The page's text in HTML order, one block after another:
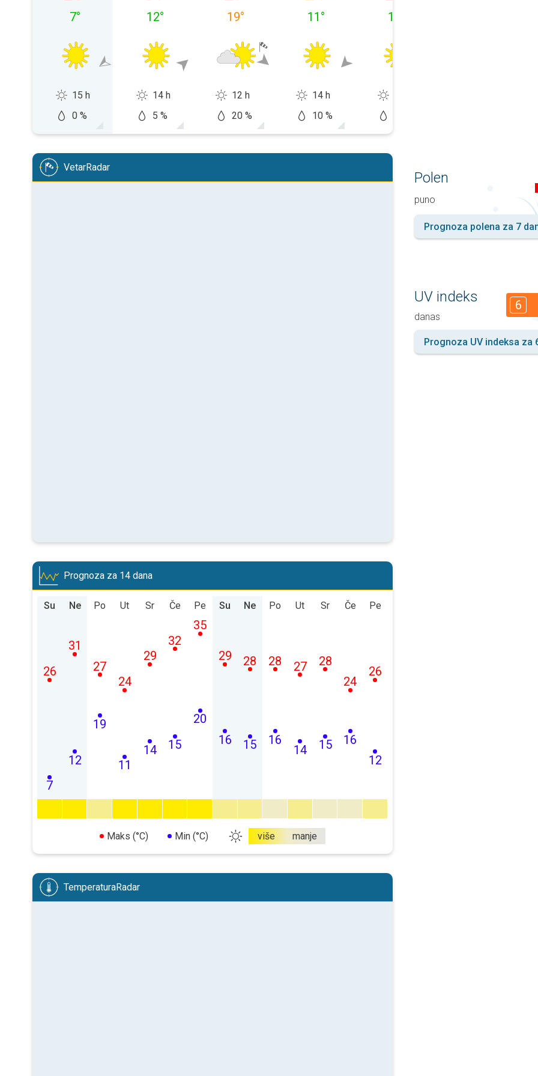
7°
15 h
0 %
12°
14 h
5 %
19°
12 h
20 %
11 °
14 h
10 %
14
VetarRadar
Prognoza za 14 dana
Su
7
26
Ne
12
31
Po
19
27
Ut
11
24
Sr
14
29
Če
15
32
Pe
20
35
Su
16
29
Ne
15
28
Po
16
28
Ut
14
27
Sr
15
28
Če
16
24
Pe
12
26
Maks (°C) Min (°C) više manje
TemperaturaRadar
Polen
puno
Prognoza polena za 7
UV indeks
danas
6
Prognoza UV indeksa za